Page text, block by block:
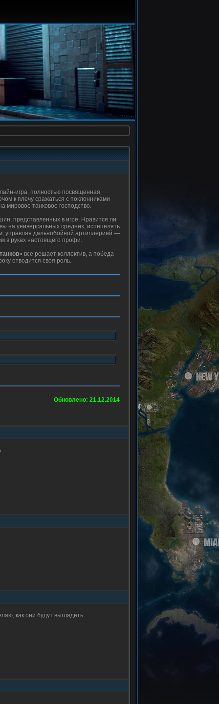
игра, полностью посвященная
к плечу сражаться с поклонниками
мировое танковое господство.
представленных в игре. Нравится ли
на универсальных средних, испепелять
управляя дальнобойной артиллерией —
в руках настоящего профи.
все решает коллектив, а победа
отводится своя роль.
Обновлено: 21.12.2014
как они будут выглядеть